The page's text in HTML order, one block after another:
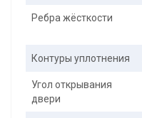
Ребра жёсткости
Контуры уплотнения
Угол открывания
двери